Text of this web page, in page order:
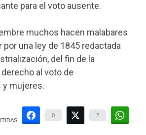
para el voto ausente.
muchos hacen malabares
por una ley de 1845 redactada
del fin de la
al voto de
y mujeres.
0 2